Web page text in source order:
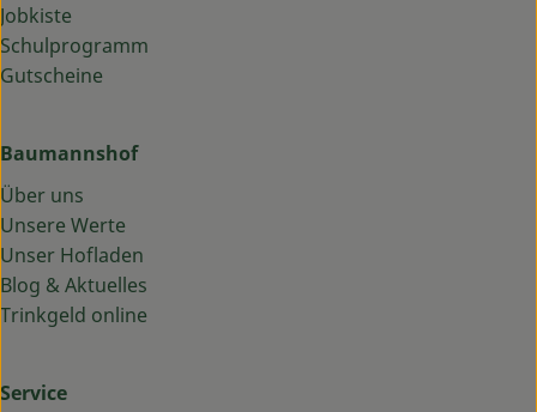
Jobkiste
Schulprogramm
Gutscheine
Baumannshof
Über uns
Unsere Werte
Unser Hofladen
Blog & Aktuelles
Trinkgeld online
Service